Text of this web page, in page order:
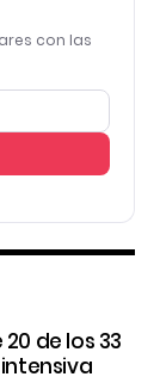
con las
de los 33